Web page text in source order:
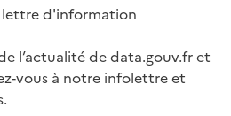
d'information
l’actualité de data.gouv.fr et
vous à notre infolettre et